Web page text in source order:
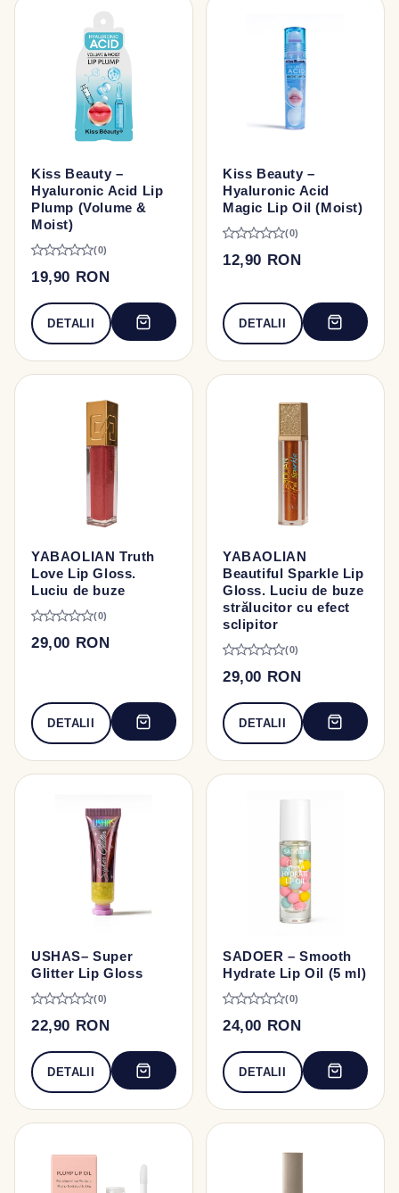
Kiss Beauty –
Hyaluronic Acid Lip
Plump (Volume &
Moist)
(0)
19,90 RON
DETALII
Kiss Beauty –
Hyaluronic Acid
Magic Lip Oil (Moist)
(0)
12,90 RON
DETALII
YABAOLIAN Truth
Love Lip Gloss.
Luciu de buze
(0)
29,00 RON
DETALII
YABAOLIAN
Beautiful Sparkle Lip
Gloss. Luciu de buze
strălucitor cu efect
sclipitor
(0)
29,00 RON
DETALII
USHAS– Super
Glitter Lip Gloss
(0)
22,90 RON
DETALII
SADOER – Smooth
Hydrate Lip Oil (5 ml)
(0)
24,00 RON
DETALII